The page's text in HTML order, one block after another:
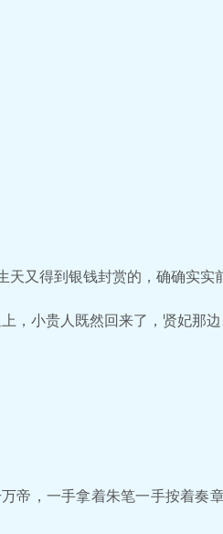
又得到银钱封赏的，确确实实
上，小贵人既然回来了，贤妃那
帝，一手拿着朱笔一手按着奏